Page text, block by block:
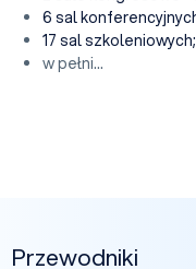
6 sal
17 sal szkoleniowych;
w pełni...
Przewodniki